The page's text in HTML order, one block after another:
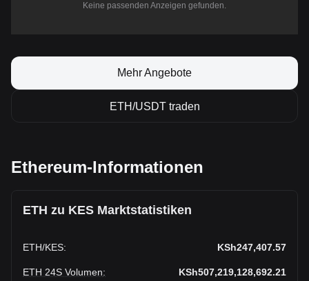
Keine passenden Anzeigen gefunden.
Mehr Angebote
ETH/USDT traden
Ethereum-Informationen
ETH zu KES Marktstatistiken
ETH/KES: KSh247,407.57
ETH 24S Volumen: KSh507,219,128,692.21